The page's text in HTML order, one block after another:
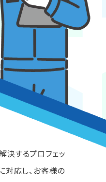
決するプロフェッ
対応し、お客様の